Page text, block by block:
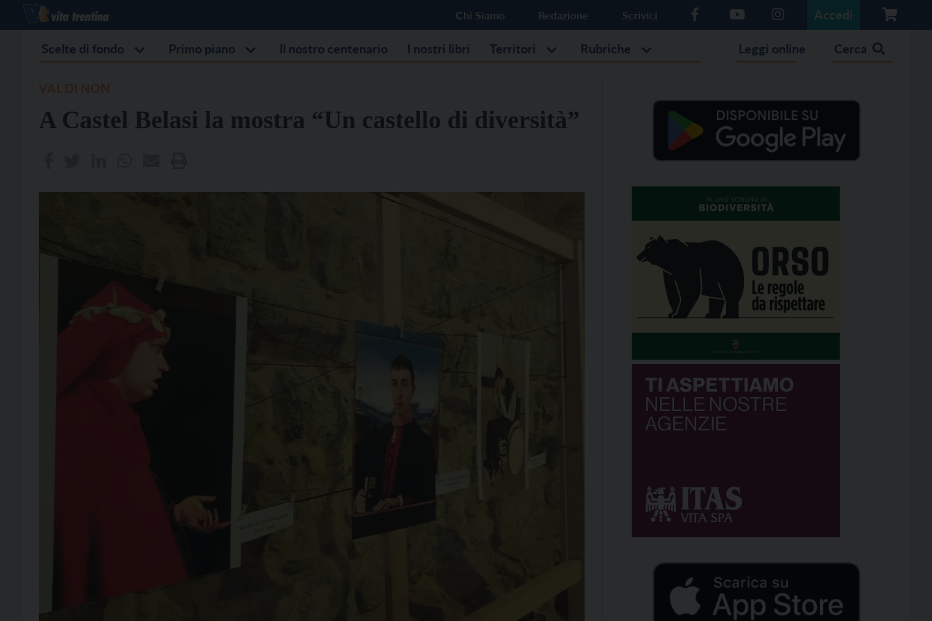
Chi Siamo Redazione Scrivici Accedi
Scelte di fondo Primo piano Il nostro centenario I nostri libri Territori Rubriche Leggi online Cerca
A Castel Belasi la mostra “Un castello di diversità”